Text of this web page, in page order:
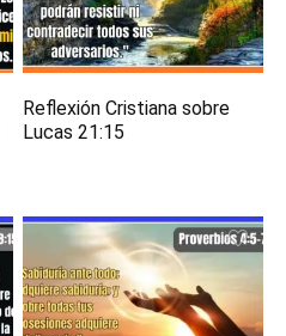
Reflexión Cristiana sobre
Lucas 21:15